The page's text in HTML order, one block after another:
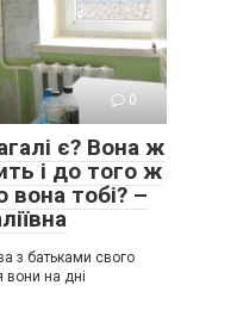
0
є? Вона ж
і до того ж
вона тобі? –
з батьками свого
вони на дні